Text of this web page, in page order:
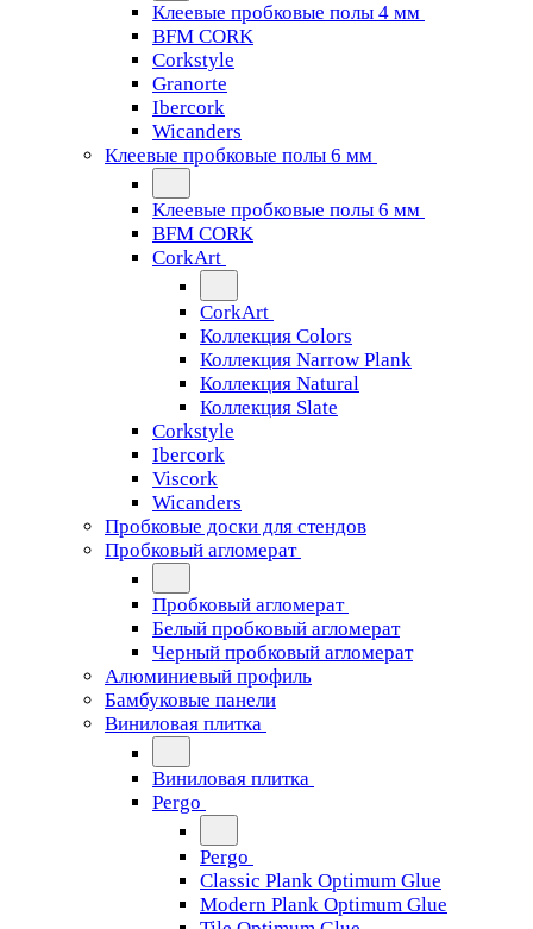
Клеевые пробковые полы 4 мм
BFM CORK
Corkstyle
Granorte
Ibercork
Wicanders
Клеевые пробковые полы 6 мм
Клеевые пробковые полы 6 мм
BFM CORK
CorkArt
CorkArt
Коллекция Colors
Коллекция Narrow Plank
Коллекция Natural
Коллекция Slate
Corkstyle
Ibercork
Viscork
Wicanders
Пробковые доски для стендов
Пробковый агломерат
Пробковый агломерат
Белый пробковый агломерат
Черный пробковый агломерат
Алюминиевый профиль
Бамбуковые панели
Виниловая плитка
Виниловая плитка
Pergo
Pergo
Classic Plank Optimum Glue
Modern Plank Optimum Glue